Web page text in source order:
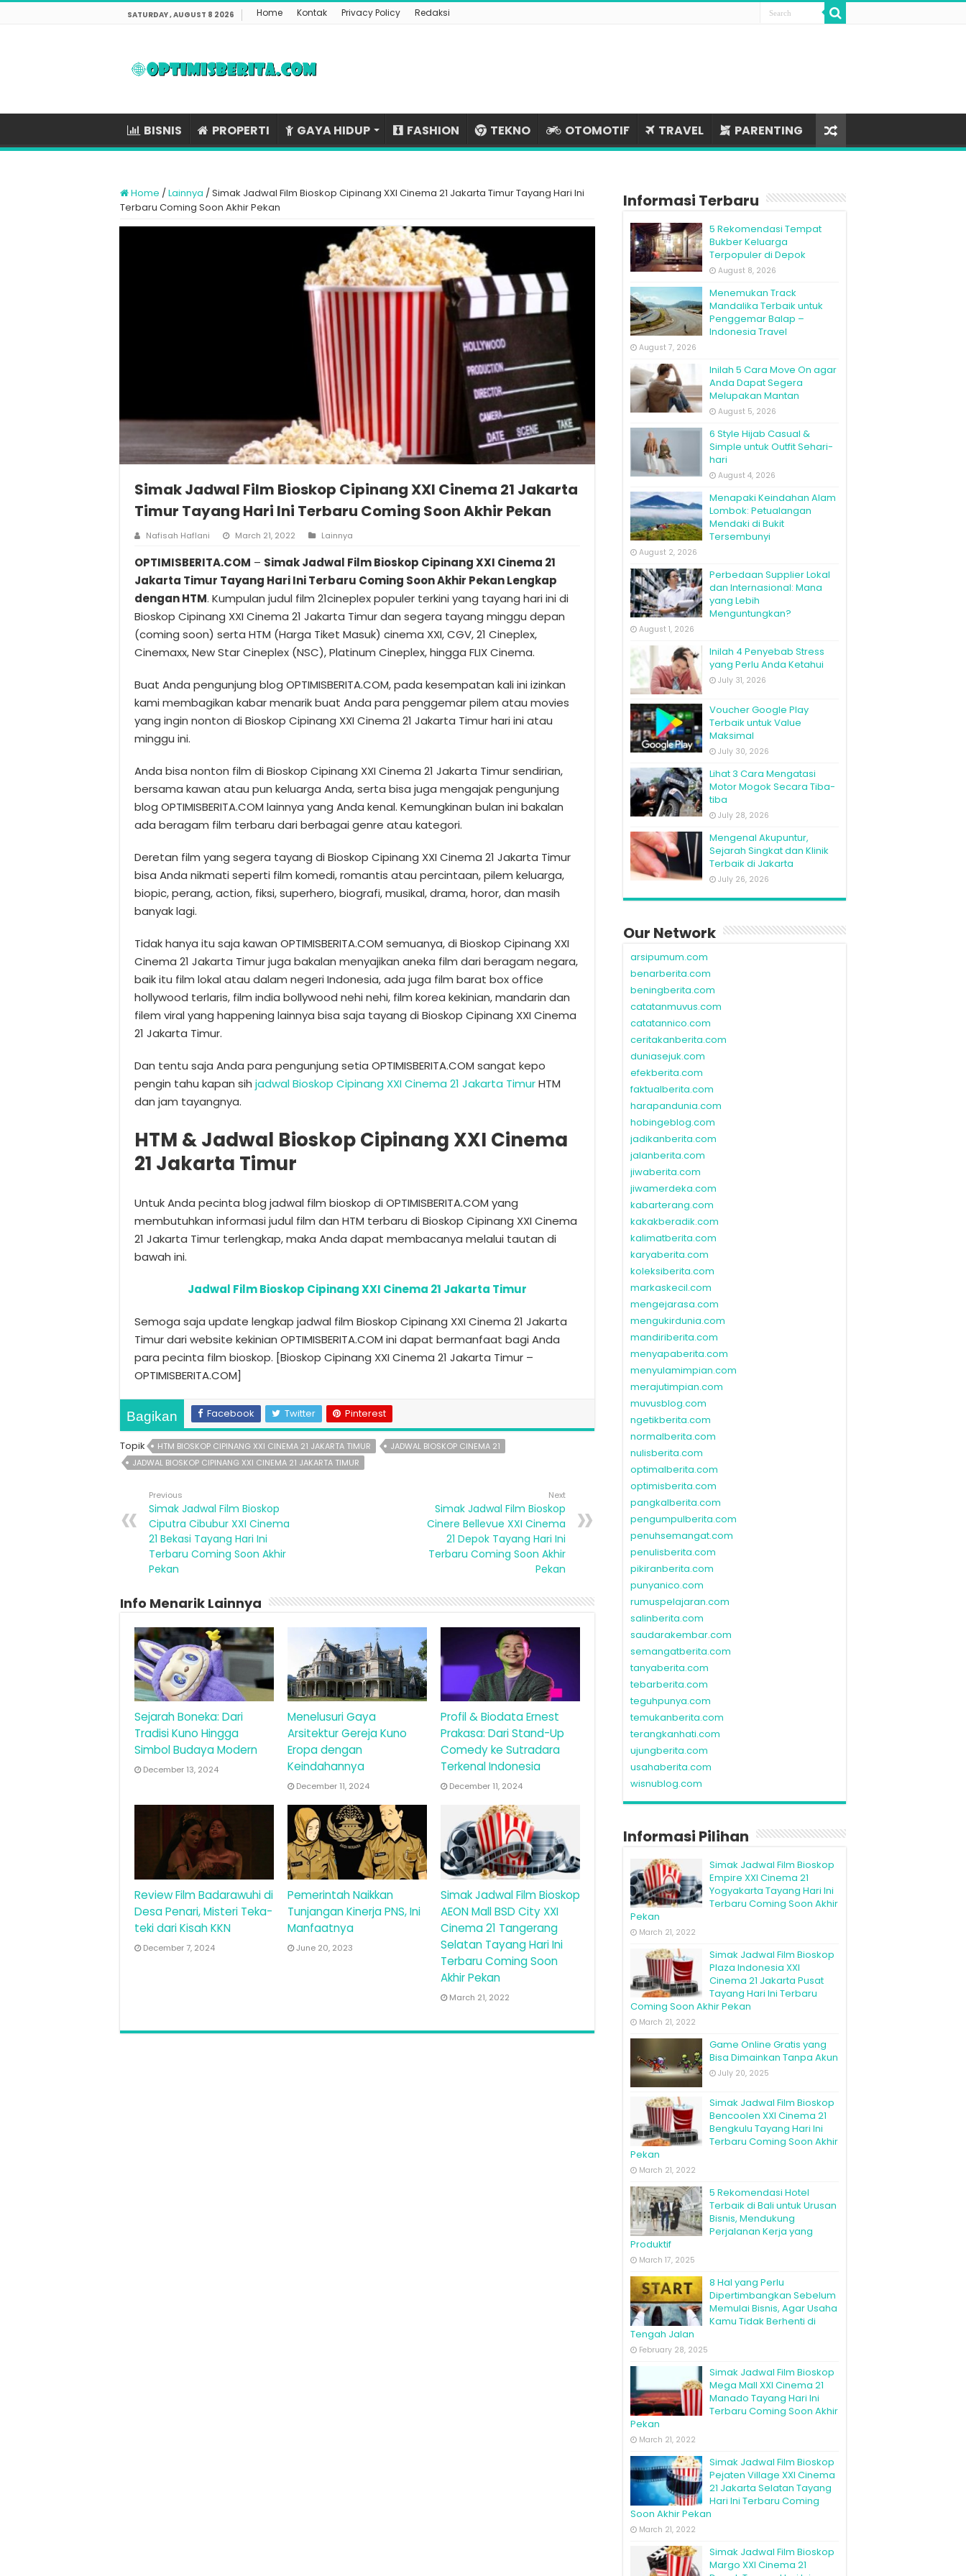
SATURDAY , AUGUST 8 2026 Home Kontak Privacy Policy Redaksi
BISNIS PROPERTI GAYA HIDUP FASHION TEKNO OTOMOTIF TRAVEL PARENTING
Home /Lainnya /Simak Jadwal Film Bioskop Cipinang XXI Cinema 21 Jakarta Timur Tayang Hari Ini
Terbaru Coming Soon Akhir Pekan
Simak Jadwal Film Bioskop Cipinang XXI Cinema 21 Jakarta
Timur Tayang Hari Ini Terbaru Coming Soon Akhir Pekan
Nafisah Haflani March 21, 2022 Lainnya
OPTIMISBERITA.COM – Simak Jadwal Film Bioskop Cipinang XXI Cinema 21
Jakarta Timur Tayang Hari Ini Terbaru Coming Soon Akhir Pekan Lengkap
dengan HTM. Kumpulan judul film 21cineplex populer terkini yang tayang hari ini di
Bioskop Cipinang XXI Cinema 21 Jakarta Timur dan segera tayang minggu depan
(coming soon) serta HTM (Harga Tiket Masuk) cinema XXI, CGV, 21 Cineplex,
Cinemaxx, New Star Cineplex (NSC), Platinum Cineplex, hingga FLIX Cinema.
Buat Anda pengunjung blog OPTIMISBERITA.COM, pada kesempatan kali ini izinkan
kami membagikan kabar menarik buat Anda para penggemar pilem atau movies
yang ingin nonton di Bioskop Cipinang XXI Cinema 21 Jakarta Timur hari ini atau
minggu ini.
Anda bisa nonton film di Bioskop Cipinang XXI Cinema 21 Jakarta Timur sendirian,
bersama kawan atau pun keluarga Anda, serta bisa juga mengajak pengunjung
blog OPTIMISBERITA.COM lainnya yang Anda kenal. Kemungkinan bulan ini bakalan
ada beragam film terbaru dari berbagai genre atau kategori.
Deretan film yang segera tayang di Bioskop Cipinang XXI Cinema 21 Jakarta Timur
bisa Anda nikmati seperti film komedi, romantis atau percintaan, pilem keluarga,
biopic, perang, action, fiksi, superhero, biografi, musikal, drama, horor, dan masih
banyak lagi.
Tidak hanya itu saja kawan OPTIMISBERITA.COM semuanya, di Bioskop Cipinang XXI
Cinema 21 Jakarta Timur juga bakalan menyajikan aneka film dari beragam negara,
baik itu film lokal atau dalam negeri Indonesia, ada juga film barat box office
hollywood terlaris, film india bollywood nehi nehi, film korea kekinian, mandarin dan
filem viral yang happening lainnya bisa saja tayang di Bioskop Cipinang XXI Cinema
21 Jakarta Timur.
Dan tentu saja Anda para pengunjung setia OPTIMISBERITA.COM sangat kepo
pengin tahu kapan sih jadwal Bioskop Cipinang XXI Cinema 21 Jakarta TimurHTM
dan jam tayangnya.
HTM & Jadwal Bioskop Cipinang XXI Cinema
21 Jakarta Timur
Untuk Anda pecinta blog jadwal film bioskop di OPTIMISBERITA.COM yang
membutuhkan informasi judul film dan HTM terbaru di Bioskop Cipinang XXI Cinema
21 Jakarta Timur terlengkap, maka Anda dapat membacanya melalui tautan di
bawah ini.
Jadwal Film Bioskop Cipinang XXI Cinema 21 Jakarta Timur
Semoga saja update lengkap jadwal film Bioskop Cipinang XXI Cinema 21 Jakarta
Timur dari website kekinian OPTIMISBERITA.COM ini dapat bermanfaat bagi Anda
para pecinta film bioskop. [Bioskop Cipinang XXI Cinema 21 Jakarta Timur –
OPTIMISBERITA.COM]
Bagikan Facebook Twitter Pinterest
Topik HTM BIOSKOP CIPINANG XXI CINEMA 21 JAKARTA TIMUR
JADWAL BIOSKOP CINEMA 21
JADWAL BIOSKOP CIPINANG XXI CINEMA 21 JAKARTA TIMUR
Previous
Simak Jadwal Film Bioskop
Ciputra Cibubur XXI Cinema
21 Bekasi Tayang Hari Ini
Terbaru Coming Soon Akhir
Pekan
Next
Simak Jadwal Film Bioskop
Cinere Bellevue XXI Cinema
21 Depok Tayang Hari Ini
Terbaru Coming Soon Akhir
Pekan
Info Menarik Lainnya
Sejarah Boneka: Dari
Tradisi Kuno Hingga
Simbol Budaya Modern
December 13, 2024
Menelusuri Gaya
Arsitektur Gereja Kuno
Eropa dengan
Keindahannya
December 11, 2024
Profil & Biodata Ernest
Prakasa: Dari Stand-Up
Comedy ke Sutradara
Terkenal Indonesia
December 11, 2024
Review Film Badarawuhi di
Desa Penari, Misteri Teka-
teki dari Kisah KKN
December 7, 2024
Pemerintah Naikkan
Tunjangan Kinerja PNS, Ini
Manfaatnya
June 20, 2023
Simak Jadwal Film Bioskop
AEON Mall BSD City XXI
Cinema 21 Tangerang
Selatan Tayang Hari Ini
Terbaru Coming Soon
Akhir Pekan
March 21, 2022
Informasi Terbaru
5 Rekomendasi Tempat
Bukber Keluarga
Terpopuler di Depok
August 8, 2026
Menemukan Track
Mandalika Terbaik untuk
Penggemar Balap –
Indonesia Travel
August 7, 2026
Inilah 5 Cara Move On agar
Anda Dapat Segera
Melupakan Mantan
August 5, 2026
6 Style Hijab Casual &
Simple untuk Outfit Sehari-
hari
August 4, 2026
Menapaki Keindahan Alam
Lombok: Petualangan
Mendaki di Bukit
Tersembunyi
August 2, 2026
Perbedaan Supplier Lokal
dan Internasional: Mana
yang Lebih
Menguntungkan?
August 1, 2026
Inilah 4 Penyebab Stress
yang Perlu Anda Ketahui
July 31, 2026
Voucher Google Play
Terbaik untuk Value
Maksimal
July 30, 2026
Lihat 3 Cara Mengatasi
Motor Mogok Secara Tiba-
tiba
July 28, 2026
Mengenal Akupuntur,
Sejarah Singkat dan Klinik
Terbaik di Jakarta
July 26, 2026
Our Network
arsipumum.com
benarberita.com
beningberita.com
catatanmuvus.com
catatannico.com
ceritakanberita.com
duniasejuk.com
efekberita.com
faktualberita.com
harapandunia.com
hobingeblog.com
jadikanberita.com
jalanberita.com
jiwaberita.com
jiwamerdeka.com
kabarterang.com
kakakberadik.com
kalimatberita.com
karyaberita.com
koleksiberita.com
markaskecil.com
mengejarasa.com
mengukirdunia.com
mandiriberita.com
menyapaberita.com
menyulamimpian.com
merajutimpian.com
muvusblog.com
ngetikberita.com
normalberita.com
nulisberita.com
optimalberita.com
optimisberita.com
pangkalberita.com
pengumpulberita.com
penuhsemangat.com
penulisberita.com
pikiranberita.com
punyanico.com
rumuspelajaran.com
salinberita.com
saudarakembar.com
semangatberita.com
tanyaberita.com
tebarberita.com
teguhpunya.com
temukanberita.com
terangkanhati.com
ujungberita.com
usahaberita.com
wisnublog.com
Informasi Pilihan
Simak Jadwal Film Bioskop
Empire XXI Cinema 21
Yogyakarta Tayang Hari Ini
Terbaru Coming Soon Akhir
Pekan
March 21, 2022
Simak Jadwal Film Bioskop
Plaza Indonesia XXI
Cinema 21 Jakarta Pusat
Tayang Hari Ini Terbaru
Coming Soon Akhir Pekan
March 21, 2022
Game Online Gratis yang
Bisa Dimainkan Tanpa Akun
July 20, 2025
Simak Jadwal Film Bioskop
Bencoolen XXI Cinema 21
Bengkulu Tayang Hari Ini
Terbaru Coming Soon Akhir
Pekan
March 21, 2022
5 Rekomendasi Hotel
Terbaik di Bali untuk Urusan
Bisnis, Mendukung
Perjalanan Kerja yang
Produktif
March 17, 2025
8 Hal yang Perlu
Dipertimbangkan Sebelum
Memulai Bisnis, Agar Usaha
Kamu Tidak Berhenti di
Tengah Jalan
February 28, 2025
Simak Jadwal Film Bioskop
Mega Mall XXI Cinema 21
Manado Tayang Hari Ini
Terbaru Coming Soon Akhir
Pekan
March 21, 2022
Simak Jadwal Film Bioskop
Pejaten Village XXI Cinema
21 Jakarta Selatan Tayang
Hari Ini Terbaru Coming
Soon Akhir Pekan
March 21, 2022
Simak Jadwal Film Bioskop
Margo XXI Cinema 21